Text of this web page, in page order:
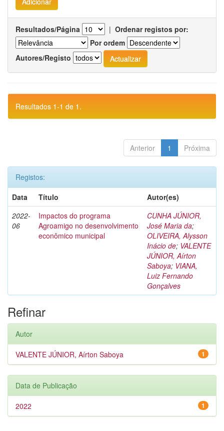
Resultados/Página | Ordenar registos por:
Por ordem
Autores/Registo
Resultados 1-1 de 1.
Anterior 1 Próxima
Registos:
Data
Título
Autor(es)
2022-
06
Impactos do programa
Agroamigo no desenvolvimento
econômico municipal
CUNHA JÚNIOR,
José Maria da;
OLIVEIRA, Alysson
Inácio de; VALENTE
JÚNIOR, Aírton
Saboya; VIANA,
Luiz Fernando
Gonçalves
Refinar
Autor
1
VALENTE JÚNIOR, Aírton Saboya
Data de Publicação
1
2022